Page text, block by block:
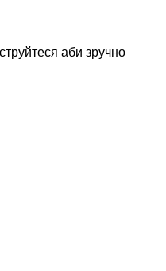
аби зручно